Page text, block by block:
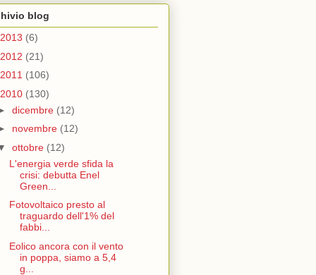
blog
2013 (6)
2012 (21)
2011 (106)
2010 (130)
dicembre (12)
novembre (12)
ottobre (12)
L'energia verde sfida la
crisi: debutta Enel
Green...
Fotovoltaico presto al
traguardo dell'1% del
fabbi...
Eolico ancora con il vento
in poppa, siamo a 5,4
g...